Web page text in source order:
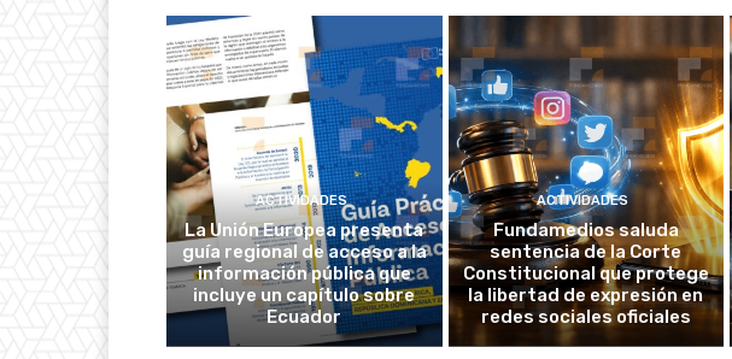
ACTIVIDADES
La Unión Europea presenta
guía regional de acceso a la
información pública que
incluye un capítulo sobre
Ecuador
ACTIVIDADES
Fundamedios saluda
sentencia de la Corte
Constitucional que protege
la libertad de expresión en
redes sociales oficiales